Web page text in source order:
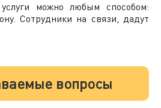
можно любым способом:
Сотрудники на связи, дадут
вопросы